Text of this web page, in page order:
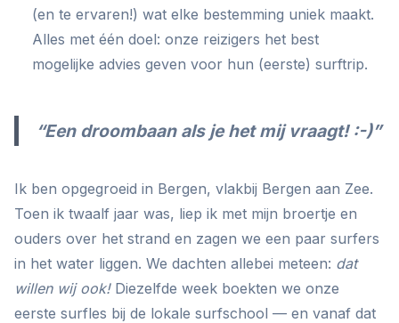
(en te ervaren!) wat elke bestemming uniek maakt.
Alles met één doel: onze reizigers het best
mogelijke advies geven voor hun (eerste) surftrip.
“Een droombaan als je het mij vraagt! :-)”
Ik ben opgegroeid in Bergen, vlakbij Bergen aan Zee.
Toen ik twaalf jaar was, liep ik met mijn broertje en
ouders over het strand en zagen we een paar surfers
in het water liggen. We dachten allebei meteen: dat
willen wij ook! Diezelfde week boekten we onze
eerste surfles bij de lokale surfschool — en vanaf dat